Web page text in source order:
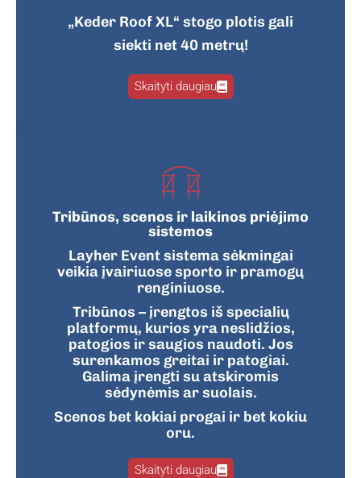
„Keder Roof XL“ stogo plotis gali
siekti net 40 metrų!
Skaityti daugiau
Tribūnos, scenos ir laikinos priėjimo
sistemos
Layher Event sistema sėkmingai
veikia įvairiuose sporto ir pramogų
renginiuose.
Tribūnos – įrengtos iš specialių
platformų, kurios yra neslidžios,
patogios ir saugios naudoti. Jos
surenkamos greitai ir patogiai.
Galima įrengti su atskiromis
sėdynėmis ar suolais.
Scenos bet kokiai progai ir bet kokiu
oru.
Skaityti daugiau